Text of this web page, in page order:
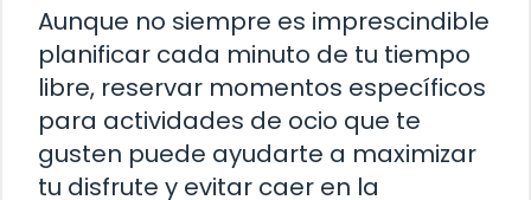
Aunque no siempre es imprescindible
planificar cada minuto de tu tiempo
libre, reservar momentos específicos
para actividades de ocio que te
gusten puede ayudarte a maximizar
tu disfrute y evitar caer en la